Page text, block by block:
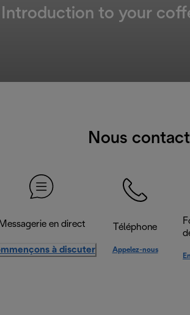
Introduction to your
Nous
en direct
à discuter
Téléphone
Appelez-nous